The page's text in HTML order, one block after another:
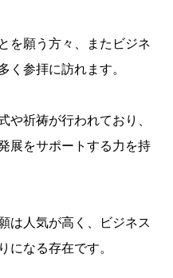
を願う方々、またビジネ
く参拝に訪れます。
や祈祷が行われており、
展をサポートする力を持
は人気が高く、ビジネス
になる存在です。